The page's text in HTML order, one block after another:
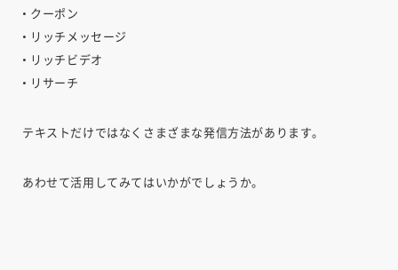
• クーポン
• リッチメッセージ
• リッチビデオ
• リサーチ
テキストだけではなくさまざまな発信方法があります。
あわせて活用してみてはいかがでしょうか。